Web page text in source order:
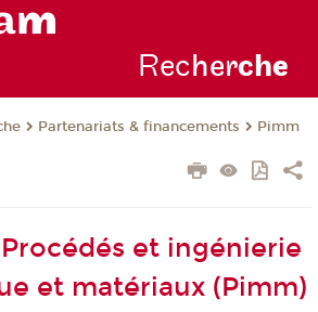
Recherche
Partenariats & financements Pimm
et ingénierie
et matériaux (Pimm)